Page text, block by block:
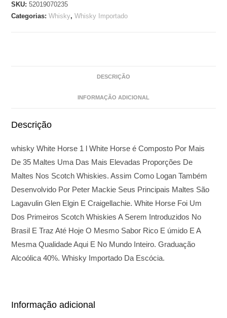
SKU:52019070235
Categorias:Whisky,Whisky Importado
DESCRIÇÃO
INFORMAÇÃO ADICIONAL
Descrição
whisky White Horse 1 l White Horse é Composto Por Mais
De 35 Maltes Uma Das Mais Elevadas Proporções De
Maltes Nos Scotch Whiskies. Assim Como Logan Também
Desenvolvido Por Peter Mackie Seus Principais Maltes São
Lagavulin Glen Elgin E Craigellachie. White Horse Foi Um
Dos Primeiros Scotch Whiskies A Serem Introduzidos No
Brasil E Traz Até Hoje O Mesmo Sabor Rico E úmido E A
Mesma Qualidade Aqui E No Mundo Inteiro. Graduação
Alcoólica 40%. Whisky Importado Da Escócia.
Informação adicional